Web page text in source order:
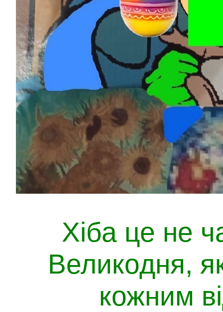
Хіба це не
Великодня,
кожним